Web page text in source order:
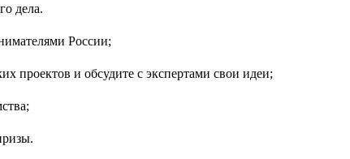
дела.
России;
проектов и обсудите с экспертами свои идеи;